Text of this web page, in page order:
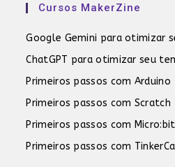
Cursos MakerZine
Google Gemini para otimizar
ChatGPT para otimizar seu
Primeiros passos com Arduino
Primeiros passos com Scratch
Primeiros passos com Micro:bit
Primeiros passos com